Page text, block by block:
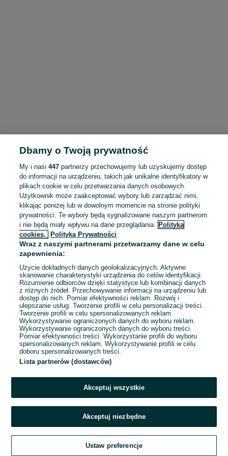
To ogłoszenie nie jest już dostępne
Przejdź na stronę główną
Dbamy o Twoją prywatność
My i nasi447 partnerzy przechowujemy lub uzyskujemy dostęp
do informacji na urządzeniu, takich jak unikalne identyfikatory w
plikach cookie w celu przetwarzania danych osobowych.
Użytkownik może zaakceptować wybory lub zarządzać nimi,
klikając poniżej lub w dowolnym momencie na stronie polityki
prywatności. Te wybory będą sygnalizowane naszym partnerom
i nie będą miały wpływu na dane przeglądania. Polityka
cookies,
Polityka Prywatności
Wraz z naszymi partnerami przetwarzamy dane w celu
zapewnienia:
Użycie dokładnych danych geolokalizacyjnych. Aktywne
skanowanie charakterystyki urządzenia do celów identyfikacji.
Rozumienie odbiorców dzięki statystyce lub kombinacji danych
z różnych źródeł. Przechowywanie informacji na urządzeniu lub
dostęp do nich. Pomiar efektywności reklam. Rozwój i
ulepszanie usług. Tworzenie profili w celu personalizacji treści.
Tworzenie profili w celu spersonalizowanych reklam.
Wykorzystywanie ograniczonych danych do wyboru reklam.
Wykorzystywanie ograniczonych danych do wyboru treści.
Pomiar efektywności treści. Wykorzystanie profili do wyboru
spersonalizowanych reklam. Wykorzystywanie profili w celu
doboru spersonalizowanych treści.
Lista partnerów (dostawców)
Akceptuj wszystkie
Akceptuj niezbędne
Ustaw preferencje